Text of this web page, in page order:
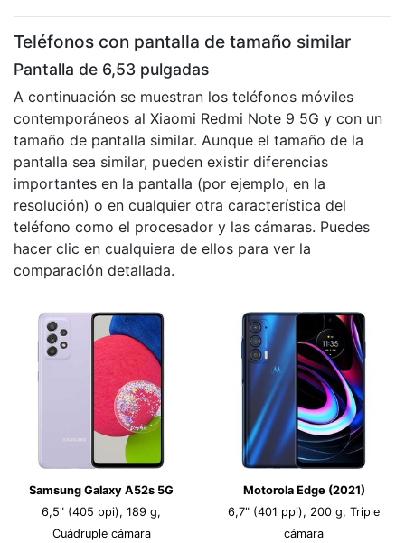
Teléfonos con pantalla de tamaño similar
Pantalla de 6,53 pulgadas
A continuación se muestran los teléfonos móviles
contemporáneos al Xiaomi Redmi Note 9 5G y con un
tamaño de pantalla similar. Aunque el tamaño de la
pantalla sea similar, pueden existir diferencias
importantes en la pantalla (por ejemplo, en la
resolución) o en cualquier otra característica del
teléfono como el procesador y las cámaras. Puedes
hacer clic en cualquiera de ellos para ver la
comparación detallada.
Samsung Galaxy A52s 5G
6,5" (405 ppi), 189 g,
Cuádruple cámara
Motorola Edge (2021)
6,7" (401 ppi), 200 g, Triple
cámara